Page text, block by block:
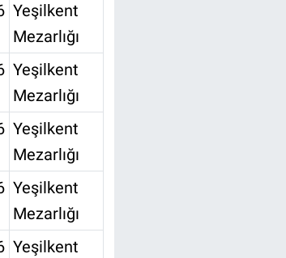
Yeşilkent
Mezarlığı
Yeşilkent
Mezarlığı
Yeşilkent
Mezarlığı
Yeşilkent
Mezarlığı
Yeşilkent